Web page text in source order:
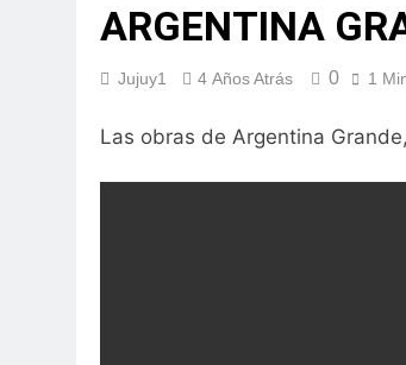
ARGENTINA
Jujuy1 4 Años Atrás 0 1
Las obras de Argentina